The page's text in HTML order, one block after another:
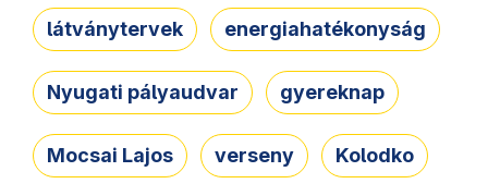
látványtervek energiahatékonyság
Nyugati pályaudvar gyereknap
Mocsai Lajos verseny Kolodko